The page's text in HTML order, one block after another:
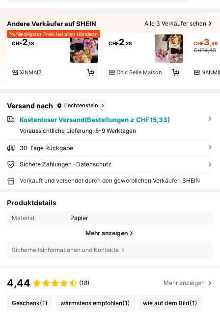
Andere Verkäufer auf SHEIN Alle 3 Verkäufer sehen
Niedrigster Preis bei allen Händlern
CHF2,18
XINMAI2
CHF2,28
Chic Belle Maison
CHF3 ,36
CHF4,48
Versand nach Liechtenstein
Kostenloser Versand(Bestellungen ≥ CHF15,33)
Voraussichtliche Lieferung: 8-9 Werktagen
30-Tage Rückgabe
Sichere Zahlungen · Datenschutz
Verkauft und versendet durch den gewerblichen Verkäufer: SHEIN
Produktdetails
Material: Papier
Mehr anzeigen
Sicherheitsinformationen und Kontakte
4,44 (18) Mehr anzeigen
Geschenk(1) wärmstens empfohlen(1) wie auf dem Bild(1)